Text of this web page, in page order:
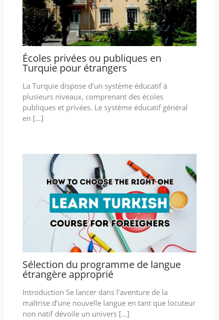
Écoles privées ou publiques en
Turquie pour étrangers
La Turquie dispose d’un système éducatif à
plusieurs niveaux, comprenant des écoles
publiques et privées. Le système éducatif général
en […]
Sélection du programme de langue
étrangère approprié
Introduction Se lancer dans l’aventure de la
maîtrise d’une nouvelle langue en tant que locuteur
non natif dévoile un univers […]